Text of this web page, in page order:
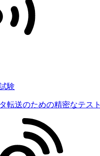
験
転送のための精密なテスト